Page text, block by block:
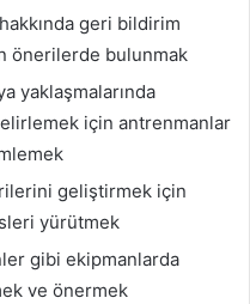
geri bildirim
önerilerde bulunmak
yaklaşmalarında
için antrenmanlar
geliştirmek için
yürütmek
gibi ekipmanlarda
ve önermek